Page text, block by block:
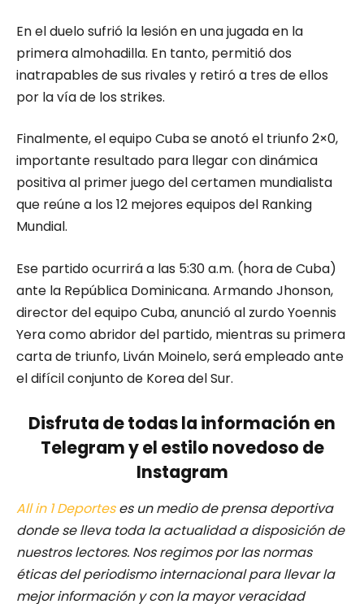
En el duelo sufrió la lesión en una jugada en la
primera almohadilla. En tanto, permitió dos
inatrapables de sus rivales y retiró a tres de ellos
por la vía de los strikes.
Finalmente, el equipo Cuba se anotó el triunfo 2×0,
importante resultado para llegar con dinámica
positiva al primer juego del certamen mundialista
que reúne a los 12 mejores equipos del Ranking
Mundial.
Ese partido ocurrirá a las 5:30 a.m. (hora de Cuba)
ante la República Dominicana. Armando Jhonson,
director del equipo Cuba, anunció al zurdo Yoennis
Yera como abridor del partido, mientras su primera
carta de triunfo, Liván Moinelo, será empleado ante
el difícil conjunto de Korea del Sur.
Disfruta de todas la información en
Telegram y el estilo novedoso de
Instagram
All in 1 Deporteses un medio de prensa deportiva
donde se lleva toda la actualidad a disposición de
nuestros lectores. Nos regimos por las normas
éticas del periodismo internacional para llevar la
mejor información y con la mayor veracidad